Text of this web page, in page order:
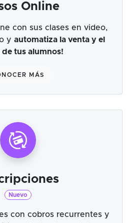
Online
con sus clases en video,
y automatiza la venta y el
de tus alumnos!
MÁS
Nuevo
con cobros recurrentes y